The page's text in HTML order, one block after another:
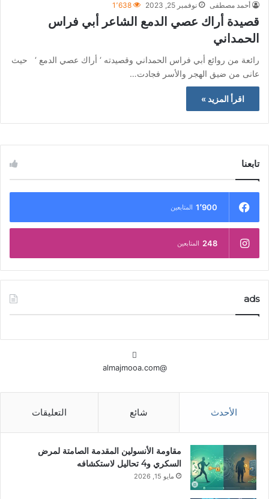
أحمد مصطفى نوفمبر 25, 2023 1٬638
قصيدة أراك عصي الدمع الشاعر أبي فراس
الحمداني
رائعة من روائع أبي فراس الحمداني وقصيدته ‘ أراك عصي الدمع ‘ حيث
عانى من ضيق الهجر والأسر فجادت…
اقرأ المزيد »
تابعنا
1٬900 المتابعين
248 المتابعين
ads
@almajmooa.com
الأحدث شائع التعليقات
مقاومة الأنسولين المقدمة الصامتة لمرض
السكري و4 تحاليل لاستكشافه
مايو 15, 2026